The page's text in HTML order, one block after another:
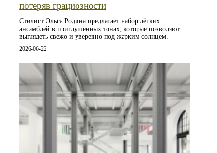
потеряв грациозности
Стилист Ольга Родина предлагает набор лёгких
ансамблей в приглушённых тонах, которые позволяют
выглядеть свежо и уверенно под жарким солнцем.
2026-06-22